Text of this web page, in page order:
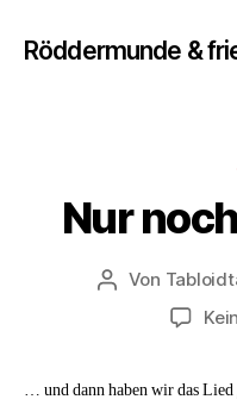
Röddermunde &
Nur
Beitragsautor
Von
… und dann haben wir das Lied